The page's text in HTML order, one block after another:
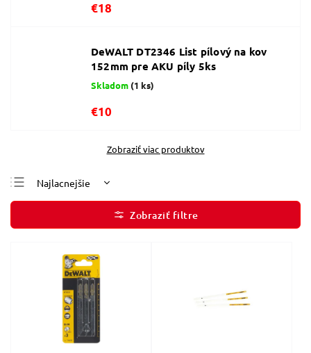
€18
DeWALT DT2346 List pílový na kov
152mm pre AKU píly 5ks
Skladom (1 ks)
€10
Zobraziť viac produktov
Najlacnejšie
Najdrahšie
Najpredávanejšie